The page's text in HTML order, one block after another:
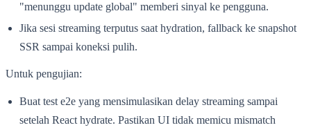
"menunggu update global" memberi sinyal ke pengguna.
Jika sesi streaming terputus saat hydration, fallback ke snapshot
SSR sampai koneksi pulih.
Untuk pengujian:
Buat test e2e yang mensimulasikan delay streaming sampai
setelah React hydrate. Pastikan UI tidak memicu mismatch